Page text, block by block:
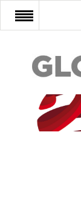
FŐOLDAL
AFRIKA